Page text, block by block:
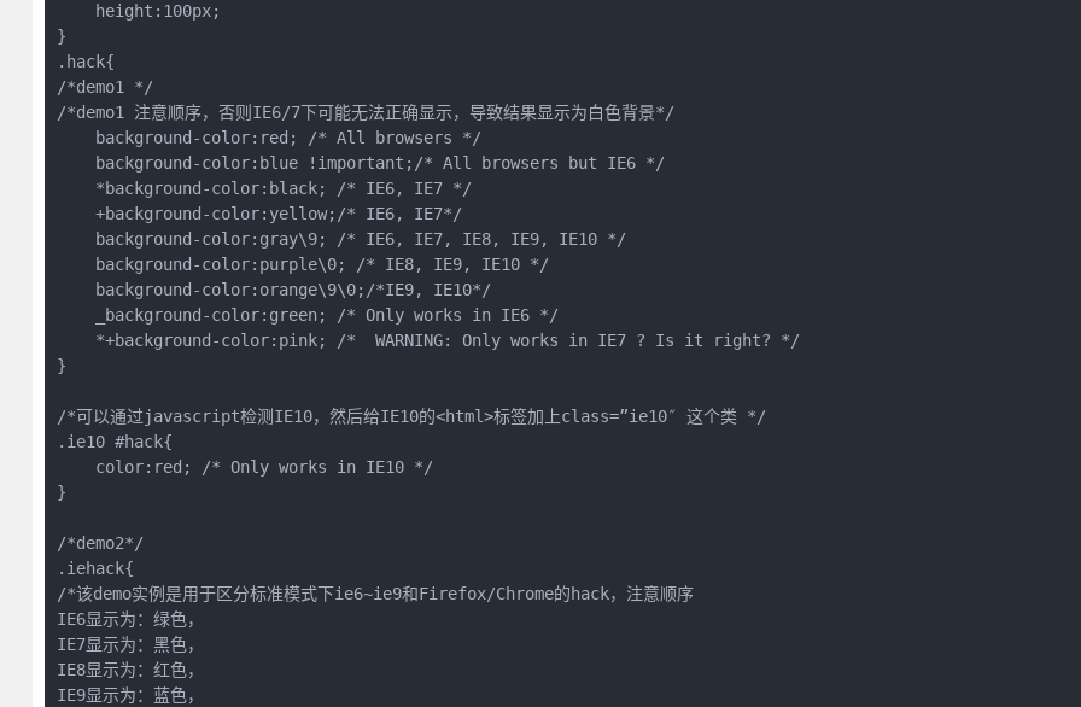
    height:100px;
}
.hack{
/*demo1 */
/*demo1 注意顺序，否则IE6/7下可能无法正确显示，导致结果显示为白色背景*/
    background-color:red; /* All browsers */
    background-color:blue !important;/* All browsers but IE6 */
    *background-color:black; /* IE6, IE7 */
    +background-color:yellow;/* IE6, IE7*/
    background-color:gray\9; /* IE6, IE7, IE8, IE9, IE10 */
    background-color:purple\0; /* IE8, IE9, IE10 */
    background-color:orange\9\0;/*IE9, IE10*/
    _background-color:green; /* Only works in IE6 */
    *+background-color:pink; /*  WARNING: Only works in IE7 ? Is it right? */
}
/*可以通过javascript检测IE10，然后给IE10的<html>标签加上class=”ie10″ 这个类 */
.ie10 #hack{
    color:red; /* Only works in IE10 */
}
/*demo2*/
.iehack{
/*该demo实例是用于区分标准模式下ie6~ie9和Firefox/Chrome的hack，注意顺序
IE6显示为：绿色，
IE7显示为：黑色，
IE8显示为：红色，
IE9显示为：蓝色，